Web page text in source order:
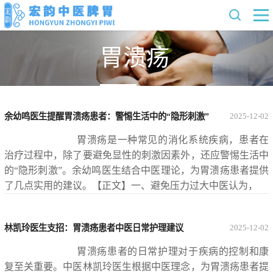
胃溃疡
余幼鸣医生提醒胃溃疡患者：警惕生活中的“隐形刺激” 2025-12-02
胃溃疡是一种常见的消化系统疾病，患者在
治疗过程中，除了要避免显性的刺激因素外，还应警惕生活中
的“隐形刺激”。余幼鸣医生结合中医理论，为胃溃疡患者提供
了几点实用的建议。【正文】一、避免压力过大中医认为，
林凯玲医生支招：胃溃疡患者中医日常护理建议 2025-12-02
胃溃疡患者的日常护理对于疾病的控制和康
复至关重要。中医林凯玲医生根据中医理念，为胃溃疡患者提